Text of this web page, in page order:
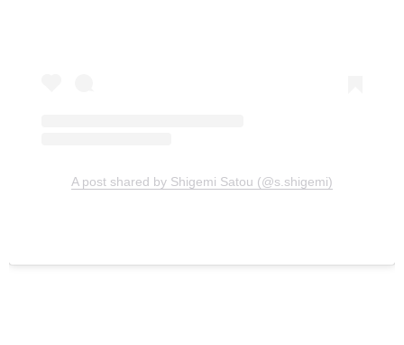
A post shared by Shigemi Satou (@s.shigemi)